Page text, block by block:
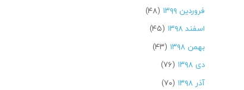
فروردین ۱۳۹۹
(۴۸)
اسفند ۱۳۹۸
(۴۵)
بهمن ۱۳۹۸
(۴۳)
دی ۱۳۹۸
(۷۶)
آذر ۱۳۹۸
(۷۰)